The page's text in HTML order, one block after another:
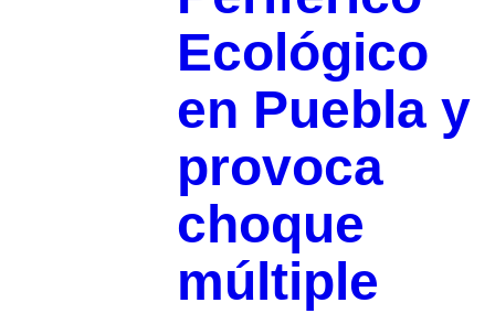
Ecológico
en Puebla y
provoca
choque
múltiple